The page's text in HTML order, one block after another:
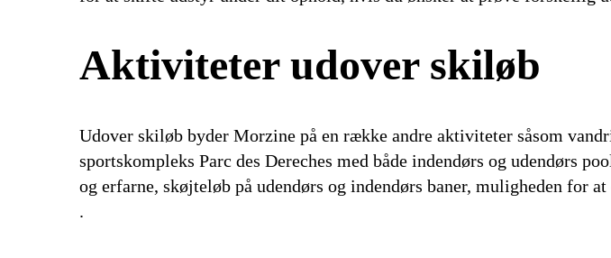
Aktiviteter udover skiløb
Udover skiløb byder Morzine på en række andre aktiviteter såsom
sportskompleks Parc des Dereches med både indendørs og udendørs
og erfarne, skøjteløb på udendørs og indendørs baner, muligheden for
.